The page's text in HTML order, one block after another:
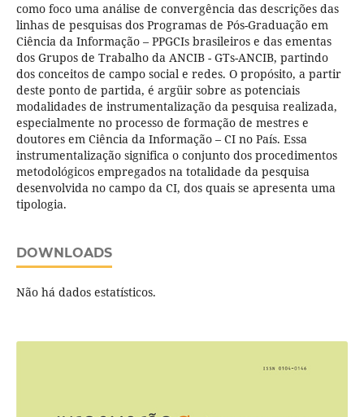
como foco uma análise de convergência das descrições das
linhas de pesquisas dos Programas de Pós-Graduação em
Ciência da Informação – PPGCIs brasileiros e das ementas
dos Grupos de Trabalho da ANCIB - GTs-ANCIB, partindo
dos conceitos de campo social e redes. O propósito, a partir
deste ponto de partida, é argüir sobre as potenciais
modalidades de instrumentalização da pesquisa realizada,
especialmente no processo de formação de mestres e
doutores em Ciência da Informação – CI no País. Essa
instrumentalização significa o conjunto dos procedimentos
metodológicos empregados na totalidade da pesquisa
desenvolvida no campo da CI, dos quais se apresenta uma
tipologia.
DOWNLOADS
Não há dados estatísticos.